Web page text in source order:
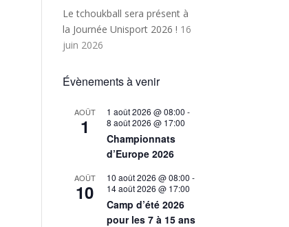
Le tchoukball sera présent à
la Journée Unisport 2026 ! 16
juin 2026
Évènements à venir
AOÛT
1
1 août 2026 @ 08:00 -
8 août 2026 @ 17:00
Championnats
d’Europe 2026
AOÛT
10
10 août 2026 @ 08:00 -
14 août 2026 @ 17:00
Camp d’été 2026
pour les 7 à 15 ans